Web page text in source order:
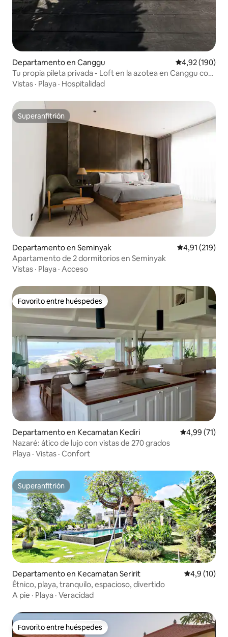
Departamento en Canggu Calificación
4,92 (190)
Tu propia pileta privada - Loft en la azotea en Canggu con
2 dormitorios
Vistas · Playa · Hospitalidad
Superanfitrión
Superanfitrión
Departamento en Seminyak Calificación
4,91 (219)
Apartamento de 2 dormitorios en Seminyak
Vistas · Playa · Acceso
Favorito entre huéspedes
Favorito entre huéspedes
Departamento en Kecamatan Kediri Calificación
4,99 (71)
Nazaré: ático de lujo con vistas de 270 grados
Playa · Vistas · Confort
Superanfitrión
Superanfitrión
Departamento en Kecamatan Seririt Calificación
4,9 (10)
Étnico, playa, tranquilo, espacioso, divertido
A pie · Playa · Veracidad
Favorito entre huéspedes
Favorito entre huéspedes